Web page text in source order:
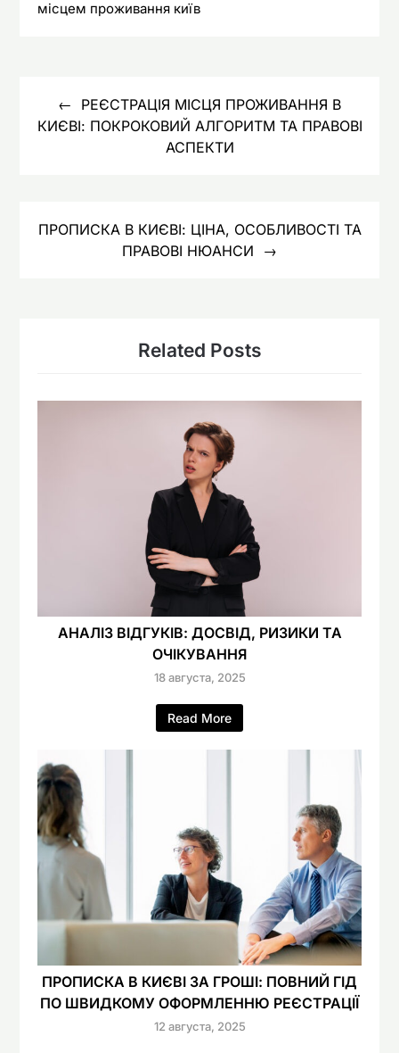
місцем проживання київ
записям
РЕЄСТРАЦІЯ МІСЦЯ ПРОЖИВАННЯ В
КИЄВІ: ПОКРОКОВИЙ АЛГОРИТМ ТА ПРАВОВІ
АСПЕКТИ
ПРОПИСКА В КИЄВІ: ЦІНА, ОСОБЛИВОСТІ ТА
ПРАВОВІ НЮАНСИ
Related Posts
АНАЛІЗ ВІДГУКІВ: ДОСВІД, РИЗИКИ ТА
ОЧІКУВАННЯ
18 августа, 2025
Read More
ПРОПИСКА В КИЄВІ ЗА ГРОШІ: ПОВНИЙ ГІД
ПО ШВИДКОМУ ОФОРМЛЕННЮ РЕЄСТРАЦІЇ
12 августа, 2025